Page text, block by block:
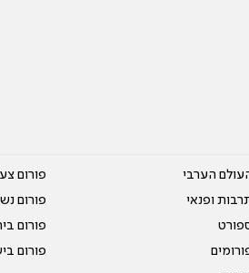
הערבי
ופנאי
פורום
פורום
פורום
פורום